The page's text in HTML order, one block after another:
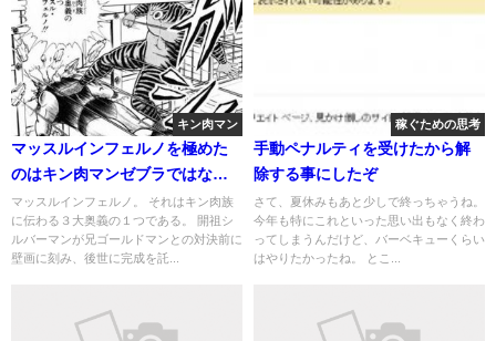
キン肉マン
マッスルインフェルノを極めた
のはキン肉マンゼブラではなく
肉蝮だった件
マッスルインフェルノ。 それはキン肉族
に伝わる３大奥義の１つである。 開祖シ
ルバーマンが兄ゴールドマンとの対決前に
壁画に刻み、後世に完成を託...
稼ぐための思考
手動ペナルティを受けたから解
除する事にしたぞ
さて、夏休みもあと少しで終っちゃうね。
今年も特にこれといった思い出もなく終わ
ってしまうんだけど、バーベキューくらい
はやりたかったね。 とこ...